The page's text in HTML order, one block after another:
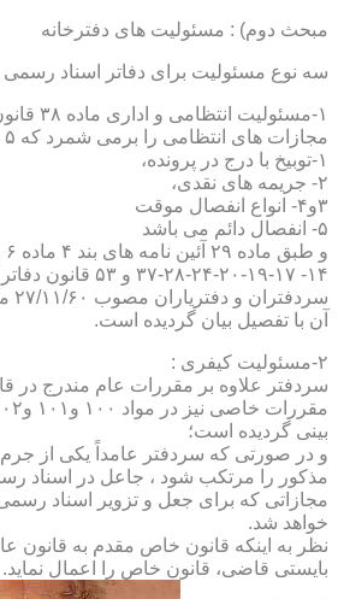
مبحث دوم) : مسئولیت های دفترخانه
سه نوع مسئولیت برای دفاتر اسناد رسمی
۱-
مجازات های انتظامی را برمی شمرد که ۵ درجه شامل :
۱-توبیخ با درج در پرونده،
۲- جریمه های نقدی،
۳و۴- انواع انفصال موقت
۵- انفصال دائم می باشد
۱۴- ۱۷-۱۹-۲۰-۲۴-۲۸-
آن با تفصیل بیان گردیده است.
۲-مسئولیت کیفری :
سردفتر علاوه بر مقررات عام مندرج در
بینی گردیده است؛
و در صورتی که سردفتر عامداً یکی از
مذکور را مرتکب شود ، جاعل در اسناد
مجازاتی که برای جعل و تزویر اسناد
خواهد شد.
نظر به اینکه قانون خاص مقدم به قانون
بایستی قاضی، قانون خاص را اعمال نماید.